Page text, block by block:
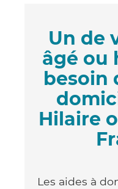
Un de
âgé ou
besoin
Hilaire
Les aides à